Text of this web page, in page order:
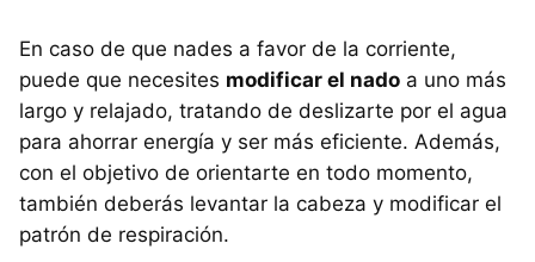
En caso de que nades a favor de la corriente,
puede que necesites modificar el nado a uno más
largo y relajado, tratando de deslizarte por el agua
para ahorrar energía y ser más eficiente. Además,
con el objetivo de orientarte en todo momento,
también deberás levantar la cabeza y modificar el
patrón de respiración.